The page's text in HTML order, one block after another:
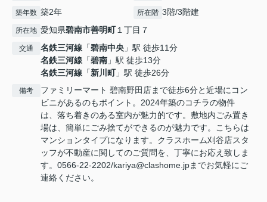
築年数 築2年 所在階 3階/3階建
所在地 愛知県碧南市善明町１丁目７
交通 名鉄三河線 「碧南中央 」駅 徒歩11分
名鉄三河線 「碧南 」駅 徒歩13分
名鉄三河線 「新川町」駅 徒歩26分
備考
ファミリーマート 碧南野田店まで徒歩6分と近場にコン
ビニがあるのもポイント。2024年築のコチラの物件
は、落ち着きのある室内が魅力的です。敷地内ごみ置き
場は、簡単にごみ捨てができるのが魅力です。こちらは
マンションタイプになります。クラスホーム刈谷店スタ
ッフが不動産に関してのご質問を、丁寧にお応え致しま
す。0566-22-2202/kariya@clashome.jpまでお気軽にご
連絡ください。